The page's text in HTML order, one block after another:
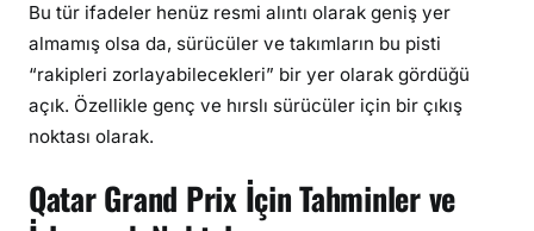
Bu tür ifadeler henüz resmi alıntı olarak geniş yer
almamış olsa da, sürücüler ve takımların bu pisti
“rakipleri zorlayabilecekleri” bir yer olarak gördüğü
açık. Özellikle genç ve hırslı sürücüler için bir çıkış
noktası olarak.
Qatar Grand Prix İçin Tahminler ve